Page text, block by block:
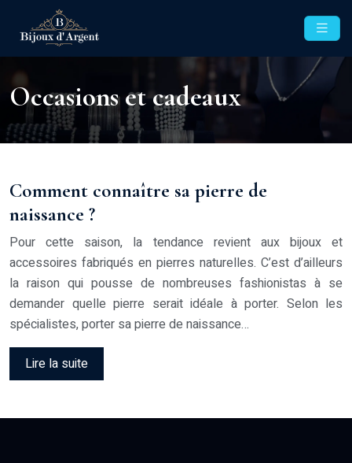
Occasions et cadeaux
Comment connaître sa pierre de
naissance ?
Pour cette saison, la tendance revient aux bijoux et
accessoires fabriqués en pierres naturelles. C’est d’ailleurs
la raison qui pousse de nombreuses fashionistas à se
demander quelle pierre serait idéale à porter. Selon les
spécialistes, porter sa pierre de naissance…
Lire la suite